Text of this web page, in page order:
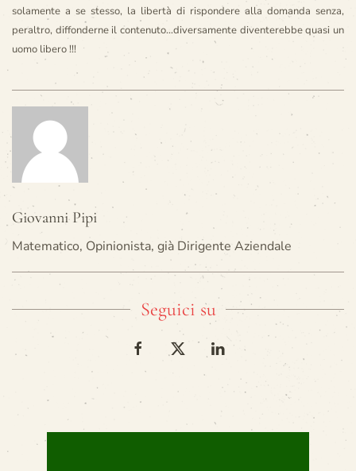
solamente a se stesso, la libertà di rispondere alla domanda senza,
peraltro, diffonderne il contenuto…diversamente diventerebbe quasi un
uomo libero !!!
Giovanni Pipi
Matematico, Opinionista, già Dirigente Aziendale
Seguici su